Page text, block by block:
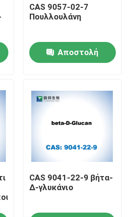
CAS 9057-02-7
Πουλλουλάνη
Αποστολή
CAS 9041-22-9 βήτα-
Δ-γλυκάνιο